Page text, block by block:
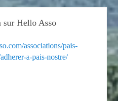
sur Hello Asso
associations/pais-
a-pais-nostre/